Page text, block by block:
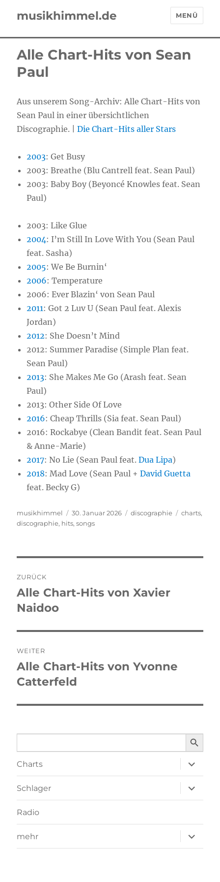
musikhimmel.de MENÜ
Alle Chart-Hits von Sean
Paul
Aus unserem Song-Archiv: Alle Chart-Hits von
Sean Paul in einer übersichtlichen
Discographie. |Die Chart-Hits aller Stars
2003:Get Busy
2003:Breathe (Blu Cantrell feat. Sean Paul)
2003:Baby Boy (Beyoncé Knowles feat. Sean
Paul)
2003: Like Glue
2004: I’m Still In Love With You (Sean Paul
feat. Sasha)
2005:We Be Burnin‘
2006: Temperature
2006: Ever Blazin‘ von Sean Paul
2011:Got 2 Luv U (Sean Paul feat. Alexis
Jordan)
2012: She Doesn’t Mind
2012: Summer Paradise (Simple Plan feat.
Sean Paul)
2013: She Makes Me Go (Arash feat. Sean
Paul)
2013: Other Side Of Love
2016:Cheap Thrills (Sia feat. Sean Paul)
2016:Rockabye (Clean Bandit feat. Sean Paul
& Anne-Marie)
2017:No Lie (Sean Paul feat.Dua Lipa)
2018:Mad Love (Sean Paul +David Guetta
feat. Becky G)
Autor
musikhimmel
Veröffentlicht
am
30. Januar 2026 Kategorien
discographie charts,
discographie, hits,songs
ZURÜCK
Vorheriger
Beitrag:
Alle Chart-Hits von Xavier
Naidoo
WEITER
Nächster
Beitrag:
Alle Chart-Hits von Yvonne
Catterfeld
Search
SEARCH
Charts
öffnen
Schlager
öffnen
Radio
mehr
öffnen